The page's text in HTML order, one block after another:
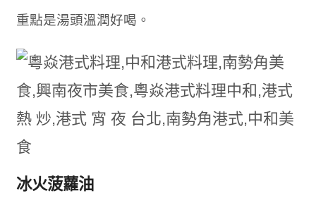
重點是湯頭溫潤好喝。
冰火菠蘿油